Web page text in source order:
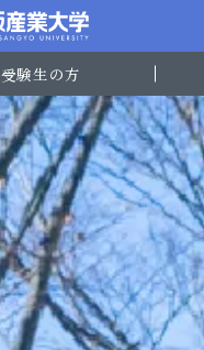
受験生の方